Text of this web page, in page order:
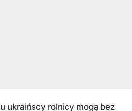
ukraińscy rolnicy mogą bez